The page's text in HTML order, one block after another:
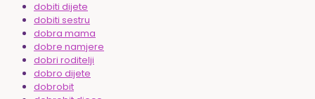
dobiti dijete
dobiti sestru
dobra mama
dobre namjere
dobri roditelji
dobro dijete
dobrobit